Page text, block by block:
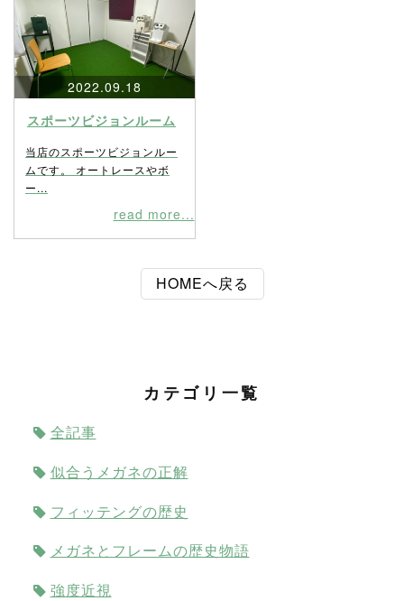
2022.09.18
スポーツビジョンルーム
当店のスポーツビジョンルー
ムです。 オートレースやボ
ー...
read more...
HOMEへ戻る
カテゴリ一覧
全記事
似合うメガネの正解
フィッテングの歴史
メガネとフレームの歴史物語
強度近視